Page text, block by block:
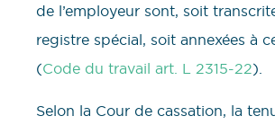
de l’employeur sont, soit
registre spécial, soit annexées à
(Code du travail art. L 2315-22).
Selon la Cour de cassation, la